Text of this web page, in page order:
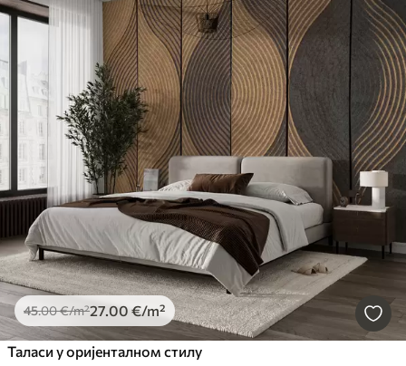
45.00€/m²27.00 €/m²
Таласи у оријенталном стилу